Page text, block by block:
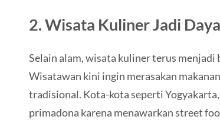
2. Wisata Kuliner Jadi
Selain alam, wisata kuliner terus menjadi
Wisatawan kini ingin merasakan
tradisional. Kota-kota seperti
primadona karena menawarkan street